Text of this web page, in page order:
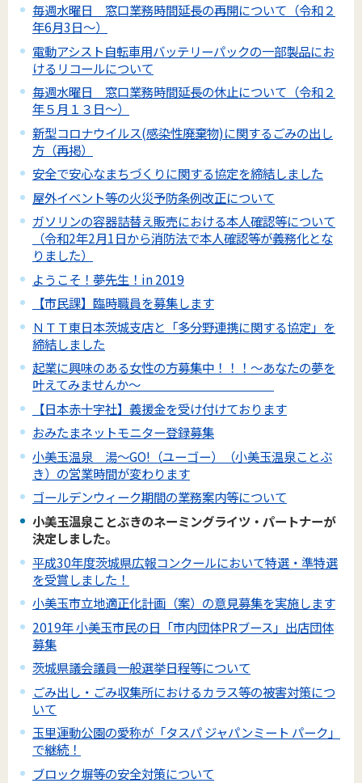
毎週水曜日 窓口業務時間延長の再開について（令和２
年6月3日～）
電動アシスト自転車用バッテリーパックの一部製品にお
けるリコールについて
毎週水曜日 窓口業務時間延長の休止について（令和２
年５月１３日～）
新型コロナウイルス(感染性廃棄物)に関するごみの出し
方（再掲）
安全で安心なまちづくりに関する協定を締結しました
屋外イベント等の火災予防条例改正について
ガソリンの容器詰替え販売における本人確認等について
（令和2年2月1日から消防法で本人確認等が義務化とな
りました）
ようこそ！夢先生！in 2019
【市民課】臨時職員を募集します
ＮＴＴ東日本茨城支店と「多分野連携に関する協定」を
締結しました
起業に興味のある女性の方募集中！！！～あなたの夢を
叶えてみませんか～
【日本赤十字社】義援金を受け付けております
おみたまネットモニター登録募集
小美玉温泉 湯～GO!（ユーゴー）（小美玉温泉ことぶ
き）の営業時間が変わります
ゴールデンウィーク期間の業務案内等について
小美玉温泉ことぶきのネーミングライツ・パートナーが
決定しました。
平成30年度茨城県広報コンクールにおいて特選・準特選
を受賞しました！
小美玉市立地適正化計画（案）の意見募集を実施します
2019年 小美玉市民の日「市内団体PRブース」出店団体
募集
茨城県議会議員一般選挙日程等について
ごみ出し・ごみ収集所におけるカラス等の被害対策につ
いて
玉里運動公園の愛称が「タスパ ジャパンミート パーク」
で継続！
ブロック塀等の安全対策について